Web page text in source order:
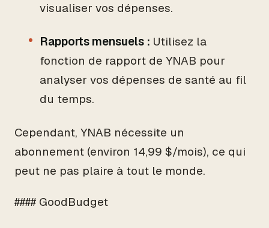
visualiser vos dépenses.
Rapports mensuels : Utilisez la
fonction de rapport de YNAB pour
analyser vos dépenses de santé au fil
du temps.
Cependant, YNAB nécessite un
abonnement (environ 14,99 $/mois), ce qui
peut ne pas plaire à tout le monde.
#### GoodBudget